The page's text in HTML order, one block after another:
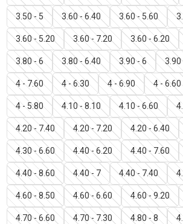
3.50 - 5 3.60 - 6.40 3.60 - 5.60
3.60 - 5.20 3.60 - 7.20 3.60 - 6.20
3.80 - 6 3.80 - 6.40 3.90 - 6 3.90
4 - 7.60 4 - 6.30 4 - 6.90 4 - 6.60
4 - 5.80 4.10 - 8.10 4.10 - 6.60
4.20 - 7.40 4.20 - 7.20 4.20 - 6.40
4.30 - 6.60 4.40 - 6.20 4.40 - 7.60
4.40 - 8.60 4.40 - 7 4.40 - 7.40
4.60 - 8.50 4.60 - 6.60 4.60 - 9.20
4.70 - 6.60 4.70 - 7.30 4.80 - 8